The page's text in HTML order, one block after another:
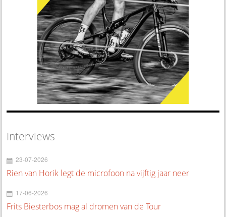
Interviews
23-07-2026
Rien van Horik legt de microfoon na vijftig jaar neer
17-06-2026
Frits Biesterbos mag al dromen van de Tour